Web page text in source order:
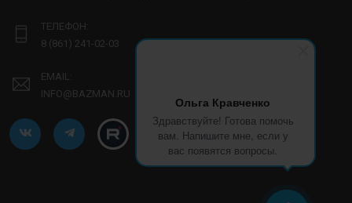
Ольга Кравченко
Здравствуйте! Готова помочь
вам. Напишите мне, если у
вас появятся вопросы.
ТЕЛЕФОН:
8 (861) 241-02-03
EMAIL:
INFO@BAZMAN.RU